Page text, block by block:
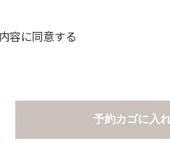
容に同意する
予約カゴに入